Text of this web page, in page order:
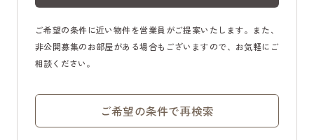
ご希望の条件に近い物件を営業員がご提案いたします。また、
非公開募集のお部屋がある場合もございますので、お気軽にご
相談ください。
ご希望の条件で再検索